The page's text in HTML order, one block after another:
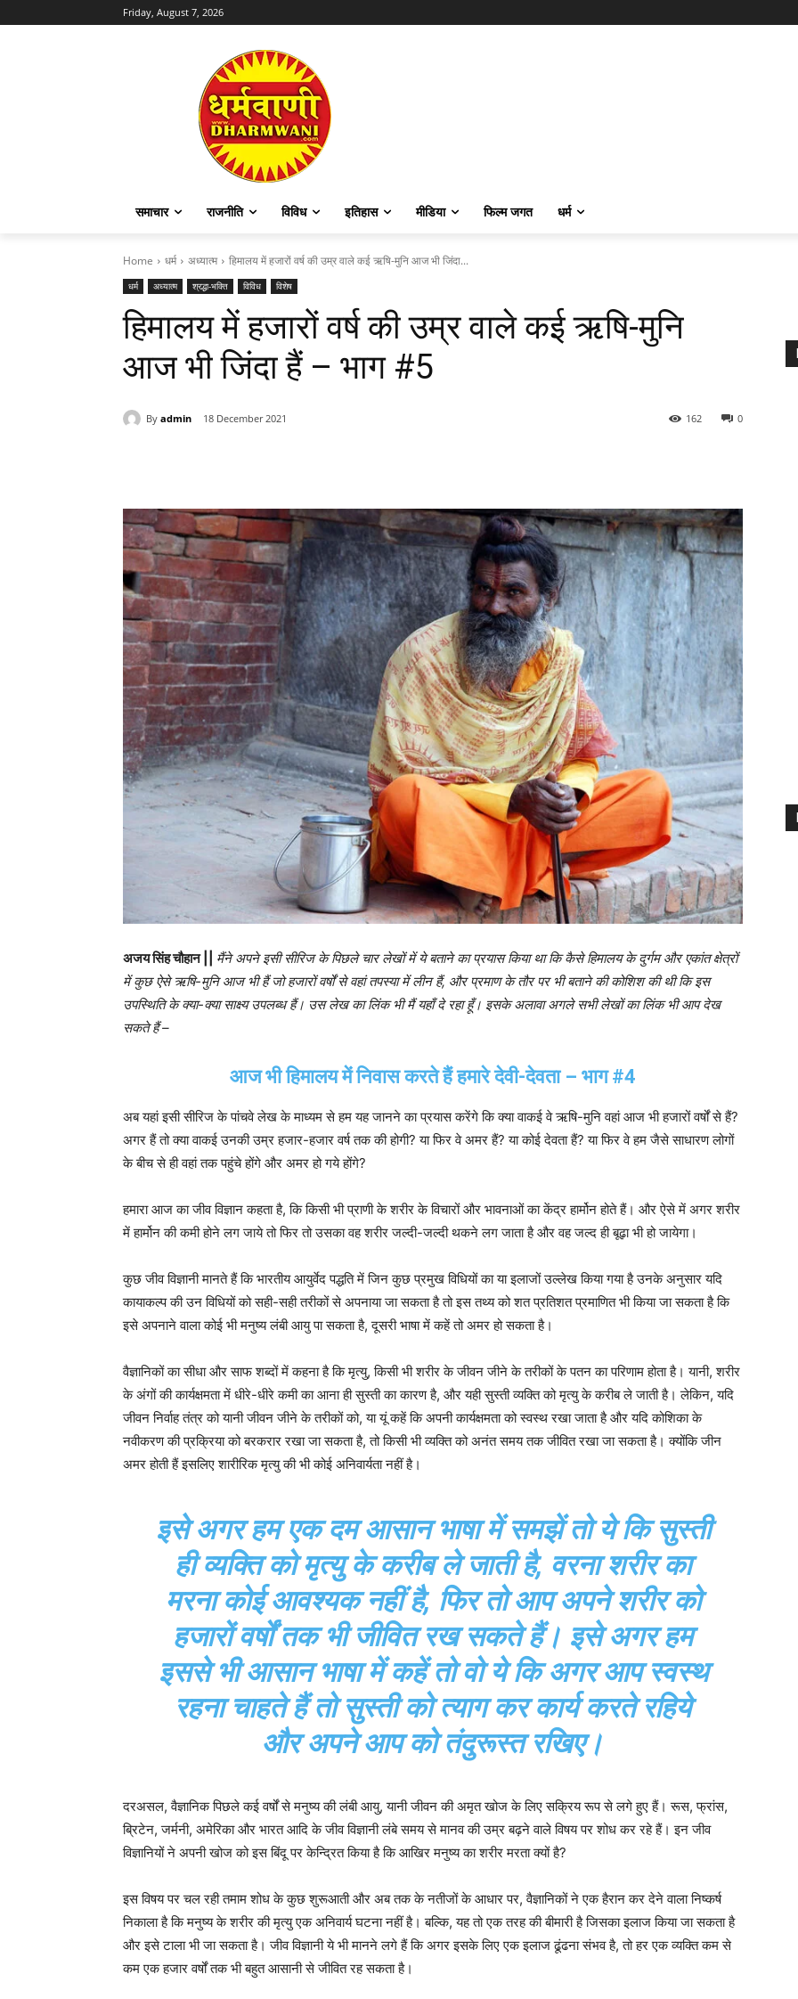
Friday, August 7, 2026
समाचार राजनीति विविध इतिहास मीडिया फिल्म जगत धर्म
Home धर्म अध्यात्म हिमालय में हजारों वर्ष की उम्र वाले कई ऋषि-मुनि आज भी जिंदा...
धर्म अध्यात्म श्रद्धा-भक्ति विविध विशेष
हिमालय में हजारों वर्ष की उम्र वाले कई ऋषि-मुनि
आज भी जिंदा हैं – भाग #5
By admin 18 December 2021 0
162
अजय सिंह चौहान || मैंने अपने इसी सीरिज के पिछले चार लेखों में ये बताने का प्रयास किया था कि कैसे हिमालय के दुर्गम और एकांत क्षेत्रों
में कुछ ऐसे ऋषि-मुनि आज भी हैं जो हजारों वर्षों से वहां तपस्या में लीन हैं, और प्रमाण के तौर पर भी बताने की कोशिश की थी कि इस
उपस्थिति के क्या-क्या साक्ष्य उपलब्ध हैं। उस लेख का लिंक भी मैं यहाँ दे रहा हूँ। इसके अलावा अगले सभी लेखों का लिंक भी आप देख
सकते हैं –
आज भी हिमालय में निवास करते हैं हमारे देवी-देवता – भाग #4
अब यहां इसी सीरिज के पांचवे लेख के माध्यम से हम यह जानने का प्रयास करेंगे कि क्या वाकई वे ऋषि-मुनि वहां आज भी हजारों वर्षों से हैं?
अगर हैं तो क्या वाकई उनकी उम्र हजार-हजार वर्ष तक की होगी? या फिर वे अमर हैं? या कोई देवता हैं? या फिर वे हम जैसे साधारण लोगों
के बीच से ही वहां तक पहुंचे होंगे और अमर हो गये होंगे?
हमारा आज का जीव विज्ञान कहता है, कि किसी भी प्राणी के शरीर के विचारों और भावनाओं का केंद्र हार्मोन होते हैं। और ऐसे में अगर शरीर
में हार्मोन की कमी होने लग जाये तो फिर तो उसका वह शरीर जल्दी-जल्दी थकने लग जाता है और वह जल्द ही बूढ़ा भी हो जायेगा।
कुछ जीव विज्ञानी मानते हैं कि भारतीय आयुर्वेद पद्धति में जिन कुछ प्रमुख विधियों का या इलाजों उल्लेख किया गया है उनके अनुसार यदि
कायाकल्प की उन विधियों को सही-सही तरीकों से अपनाया जा सकता है तो इस तथ्य को शत प्रतिशत प्रमाणित भी किया जा सकता है कि
इसे अपनाने वाला कोई भी मनुष्य लंबी आयु पा सकता है, दूसरी भाषा में कहें तो अमर हो सकता है।
वैज्ञानिकों का सीधा और साफ शब्दों में कहना है कि मृत्यु, किसी भी शरीर के जीवन जीने के तरीकों के पतन का परिणाम होता है। यानी, शरीर
के अंगों की कार्यक्षमता में धीरे-धीरे कमी का आना ही सुस्ती का कारण है, और यही सुस्ती व्यक्ति को मृत्यु के करीब ले जाती है। लेकिन, यदि
जीवन निर्वाह तंत्र को यानी जीवन जीने के तरीकों को, या यूं कहें कि अपनी कार्यक्षमता को स्वस्थ रखा जाता है और यदि कोशिका के
नवीकरण की प्रक्रिया को बरकरार रखा जा सकता है, तो किसी भी व्यक्ति को अनंत समय तक जीवित रखा जा सकता है। क्योंकि जीन
अमर होती हैं इसलिए शारीरिक मृत्यु की भी कोई अनिवार्यता नहीं है।
इसे अगर हम एक दम आसान भाषा में समझें तो ये कि सुस्ती
ही व्यक्ति को मृत्यु के करीब ले जाती है, वरना शरीर का
मरना कोई आवश्यक नहीं है, फिर तो आप अपने शरीर को
हजारों वर्षों तक भी जीवित रख सकते हैं। इसे अगर हम
इससे भी आसान भाषा में कहें तो वो ये कि अगर आप स्वस्थ
रहना चाहते हैं तो सुस्ती को त्याग कर कार्य करते रहिये
और अपने आप को तंदुरूस्त रखिए।
दरअसल, वैज्ञानिक पिछले कई वर्षों से मनुष्य की लंबी आयु, यानी जीवन की अमृत खोज के लिए सक्रिय रूप से लगे हुए हैं। रूस, फ्रांस,
ब्रिटेन, जर्मनी, अमेरिका और भारत आदि के जीव विज्ञानी लंबे समय से मानव की उम्र बढ़ने वाले विषय पर शोध कर रहे हैं। इन जीव
विज्ञानियों ने अपनी खोज को इस बिंदू पर केन्द्रित किया है कि आखिर मनुष्य का शरीर मरता क्यों है?
इस विषय पर चल रही तमाम शोध के कुछ शुरूआती और अब तक के नतीजों के आधार पर, वैज्ञानिकों ने एक हैरान कर देने वाला निष्कर्ष
निकाला है कि मनुष्य के शरीर की मृत्यु एक अनिवार्य घटना नहीं है। बल्कि, यह तो एक तरह की बीमारी है जिसका इलाज किया जा सकता है
और इसे टाला भी जा सकता है। जीव विज्ञानी ये भी मानने लगे हैं कि अगर इसके लिए एक इलाज ढूंढना संभव है, तो हर एक व्यक्ति कम से
कम एक हजार वर्षों तक भी बहुत आसानी से जीवित रह सकता है।